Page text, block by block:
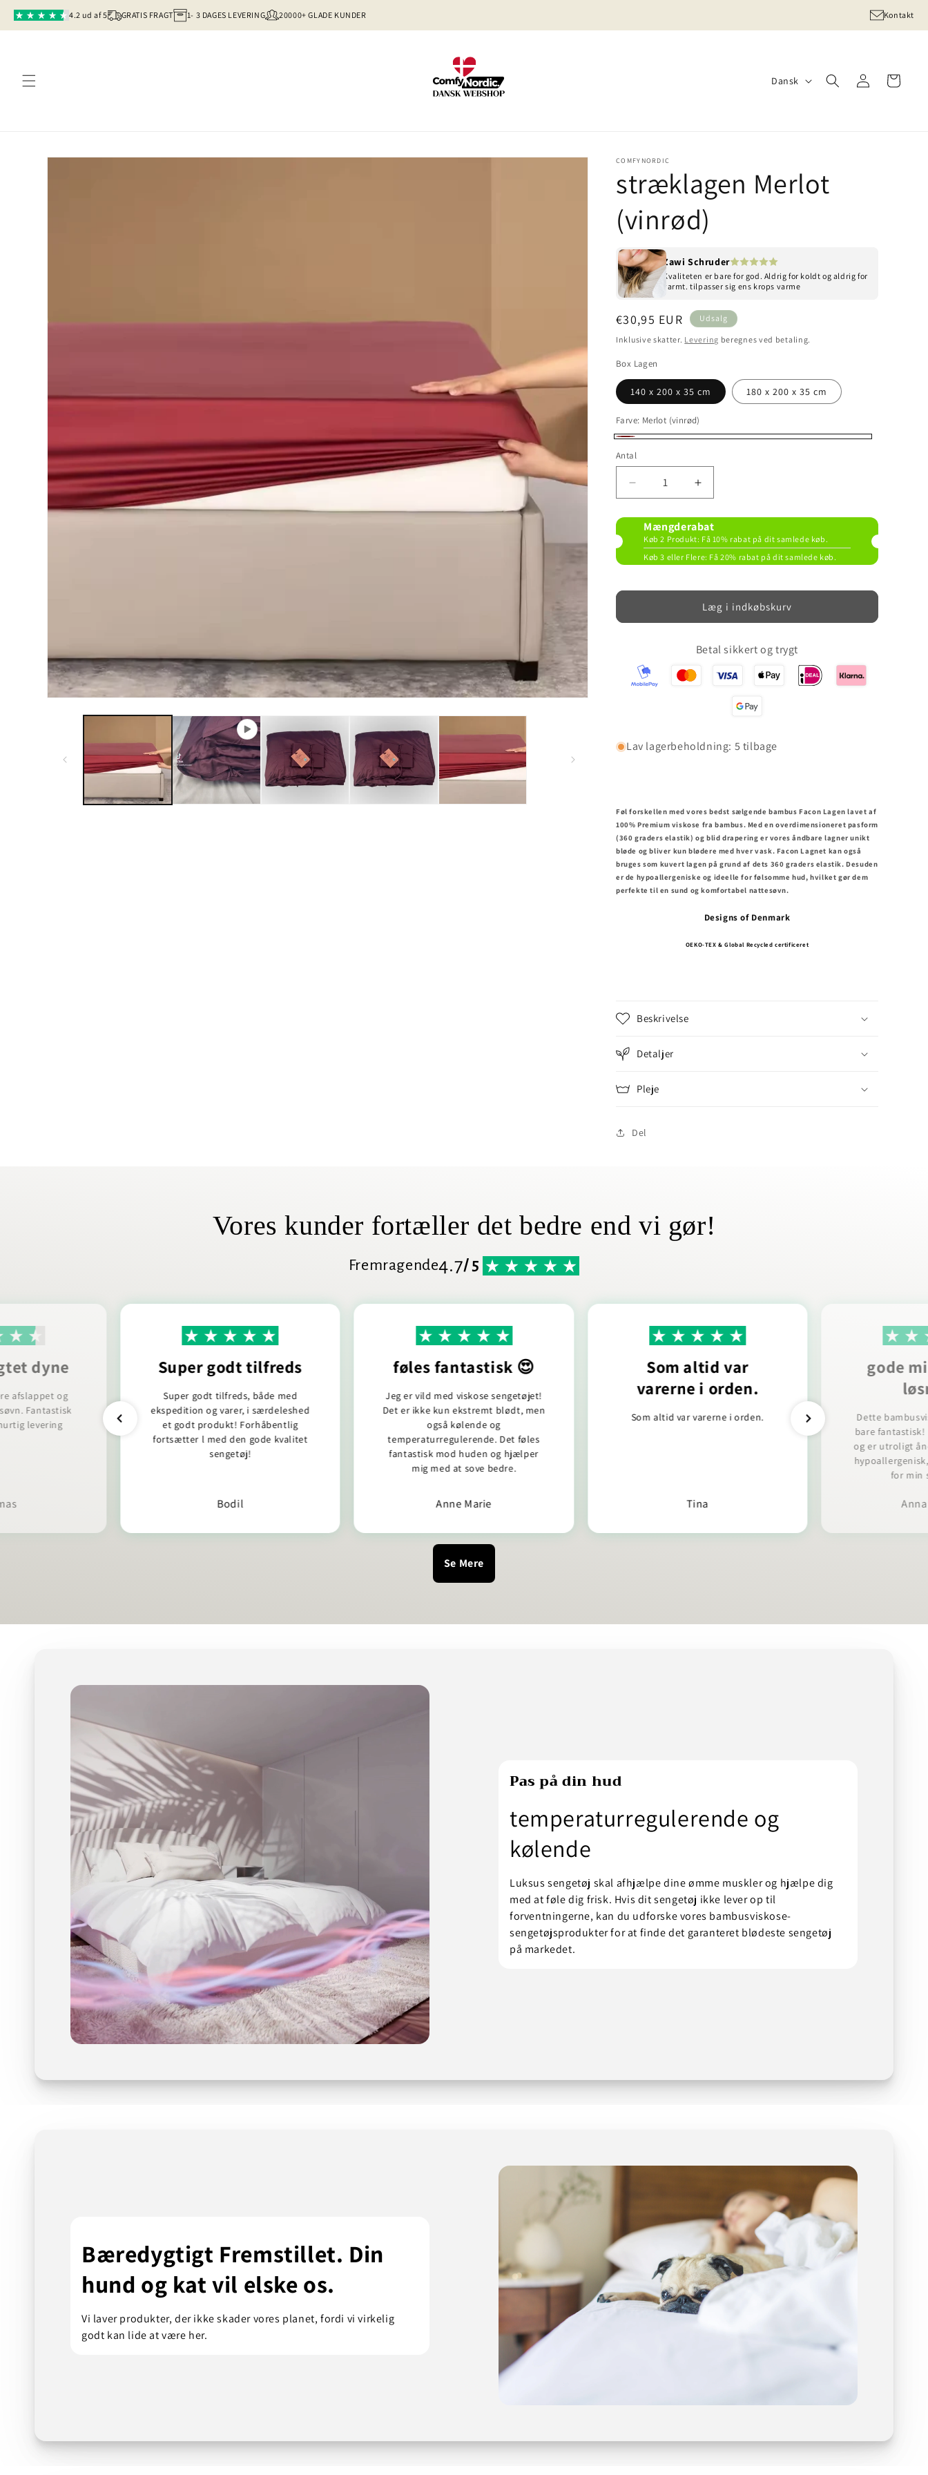
Gå til indhold4.2 ud af 5 GRATIS FRAGT 1- 3 DAGES LEVERING 20000+ GLADE KUNDER Kontakt
Sprog
Dansk Log indIndkøbskurv
COMFYNORDIC
stræklagen Merlot
(vinrød)
Zawi Schruder
Kvaliteten er bare for god. Aldrig for koldt og aldrig for
varmt. tilpasser sig ens krops varme
Udsalgspris
€30,95 EUR Udsalg
Inklusive skatter. Levering beregnes ved betaling.
Box Lagen
140 x 200 x 35 cm 180 x 200 x 35 cm
Farve: Merlot (vinrød)
Antal
Reducer antallet for stræklagen Merlot (vinrød)
Øg antallet for stræklagen Merlot (vinrød)
Mængderabat
Køb 2 Produkt: Få 10% rabat på dit samlede køb.
Køb 3 eller Flere: Få 20% rabat på dit samlede køb.
Læg i indkøbskurv
Betal sikkert og trygt
Lav lagerbeholdning: 5 tilbage
Føl forskellen med vores bedst sælgende bambus Facon Lagen lavet af
100% Premium viskose fra bambus. Med en overdimensioneret pasform
(360 graders elastik) og blid drapering er vores åndbare lagner unikt
bløde og bliver kun blødere med hver vask. Facon Lagnet kan også
bruges som kuvert lagen på grund af dets 360 graders elastik. Desuden
er de hypoallergeniske og ideelle for følsomme hud, hvilket gør dem
perfekte til en sund og komfortabel nattesøvn.
Designs of Denmark
OEKO-TEX & Global Recycled certificeret
Beskrivelse
Detaljer
Pleje
Del
Vores kunder fortæller det bedre end vi gør!
Fremragende4.7/ 5
dyne
afslappet og
Fantastisk
levering
Super godt tilfreds
Super godt tilfreds, både med
ekspedition og varer, i særdeleshed
et godt produkt! Forhåbentlig
fortsætter l med den gode kvalitet
sengetøj!
Bodil
føles fantastisk 😍
Jeg er vild med viskose sengetøjet!
Det er ikke kun ekstremt blødt, men
også kølende og
temperaturregulerende. Det føles
fantastisk mod huden og hjælper
mig med at sove bedre.
Anne Marie
Som altid var
varerne i orden.
Som altid var varerne i orden.
Tina
gode
Dette
bare
og er utroligt
for min
Se Mere
Pas på din hud
temperaturregulerende og
kølende
Luksus sengetøj skal afhjælpe dine ømme muskler og hjælpe dig
med at føle dig frisk. Hvis dit sengetøj ikke lever op til
forventningerne, kan du udforske vores bambusviskose-
sengetøjsprodukter for at finde det garanteret blødeste sengetøj
på markedet.
Bæredygtigt Fremstillet. Din
hund og kat vil elske os.
Vi laver produkter, der ikke skader vores planet, fordi vi virkelig
godt kan lide at være her.